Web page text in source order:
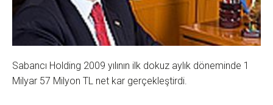
Sabancı Holding 2009 yılının ilk dokuz aylık döneminde 1
Milyar 57 Milyon TL net kar gerçekleştirdi.